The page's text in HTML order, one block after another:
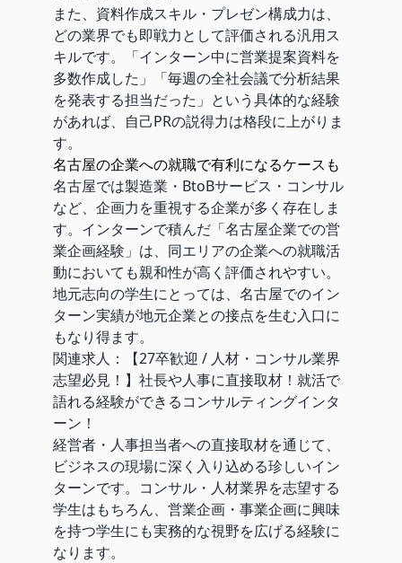
また、資料作成スキル・プレゼン構成力は、
どの業界でも即戦力として評価される汎用ス
キルです。「インターン中に営業提案資料を
多数作成した」「毎週の全社会議で分析結果
を発表する担当だった」という具体的な経験
があれば、自己PRの説得力は格段に上がりま
す。
名古屋の企業への就職で有利になるケースも
名古屋では製造業・BtoBサービス・コンサル
など、企画力を重視する企業が多く存在しま
す。インターンで積んだ「名古屋企業での営
業企画経験」は、同エリアの企業への就職活
動においても親和性が高く評価されやすい。
地元志向の学生にとっては、名古屋でのイン
ターン実績が地元企業との接点を生む入口に
もなり得ます。
関連求人：
【27卒歓迎 / 人材・コンサル業界
志望必見！】社長や人事に直接取材！就活で
語れる経験ができるコンサルティングインタ
ーン！
経営者・人事担当者への直接取材を通じて、
ビジネスの現場に深く入り込める珍しいイン
ターンです。コンサル・人材業界を志望する
学生はもちろん、営業企画・事業企画に興味
を持つ学生にも実務的な視野を広げる経験に
なります。